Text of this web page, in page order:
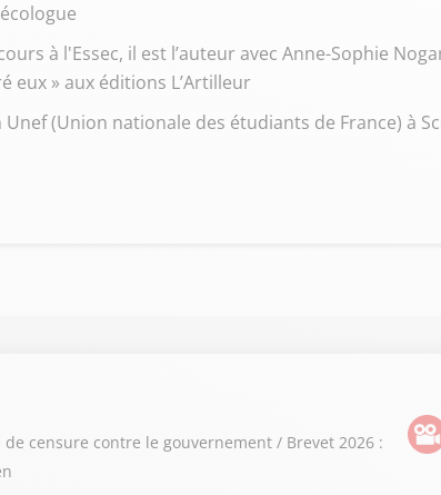
à l'Essec, il est l’auteur avec Anne-Sophie
eux » aux éditions L’Artilleur
(Union nationale des étudiants de France) à
censure contre le gouvernement / Brevet 2026 :